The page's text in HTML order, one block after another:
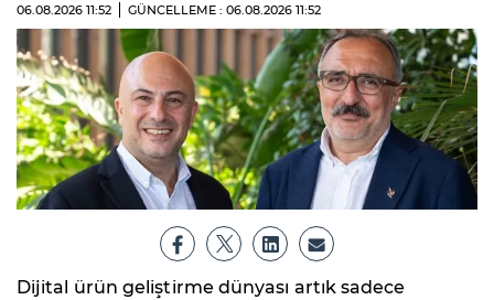
06.08.2026 11:52 GÜNCELLEME : 06.08.2026 11:52
Dijital ürün geliştirme dünyası artık sadece